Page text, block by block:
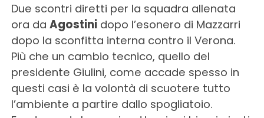
Due scontri diretti per la squadra allenata
ora da Agostinidopo l’esonero di Mazzarri
dopo la sconfitta interna contro il Verona.
Più che un cambio tecnico, quello del
presidente Giulini, come accade spesso in
questi casi è la volontà di scuotere tutto
l’ambiente a partire dallo spogliatoio.